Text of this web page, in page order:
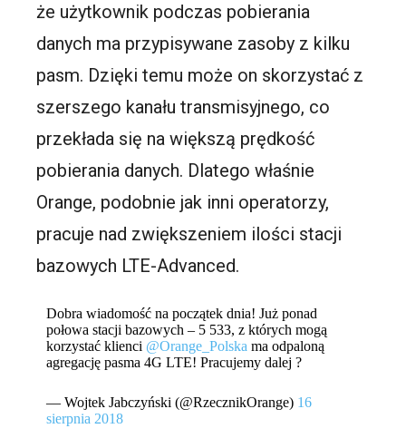
że użytkownik podczas pobierania
danych ma przypisywane zasoby z kilku
pasm. Dzięki temu może on skorzystać z
szerszego kanału transmisyjnego, co
przekłada się na większą prędkość
pobierania danych. Dlatego właśnie
Orange, podobnie jak inni operatorzy,
pracuje nad zwiększeniem ilości stacji
bazowych LTE-Advanced.
Dobra wiadomość na początek dnia! Już ponad
połowa stacji bazowych – 5 533, z których mogą
korzystać klienci @Orange_Polska ma odpaloną
agregację pasma 4G LTE! Pracujemy dalej ?
— Wojtek Jabczyński (@RzecznikOrange) 16
sierpnia 2018